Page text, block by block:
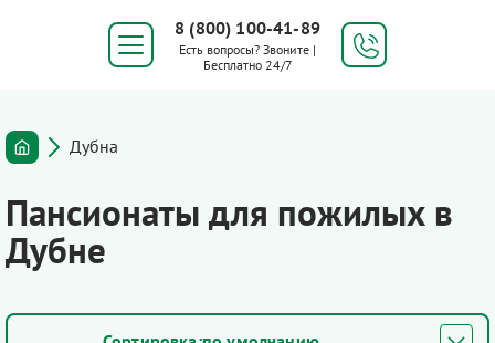
8 (800) 100-41-89
Есть вопросы? Звоните |
Бесплатно 24/7
Дубна
Пансионаты для пожилых в
Дубне